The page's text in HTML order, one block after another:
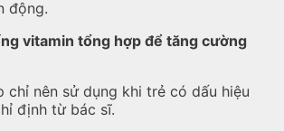
động.
vitamin tổng hợp để tăng cường
chỉ nên sử dụng khi trẻ có dấu hiệu
định từ bác sĩ.